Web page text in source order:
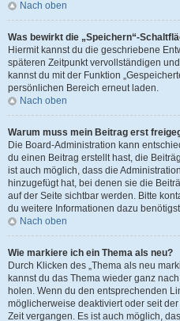
Nach oben
Was bewirkt die „Speichern“-
Hiermit kannst du die geschriebene
späteren Zeitpunkt vervollständigen
kannst du mit der Funktion
persönlichen Bereich erneut laden.
Nach oben
Warum muss mein Beitrag erst
Die Board-Administration kann
du einen Beitrag erstellt hast, die
ist auch möglich, dass die
hinzugefügt hat, bei denen sie die
auf der Seite sichtbar werden. Bitte
du weitere Informationen dazu
Nach oben
Wie markiere ich ein Thema als neu?
Durch Klicken des „Thema als neu
kannst du das Thema wieder ganz
holen. Wenn du den entsprechenden
möglicherweise deaktiviert oder seit
Zeit vergangen. Es ist auch möglich,